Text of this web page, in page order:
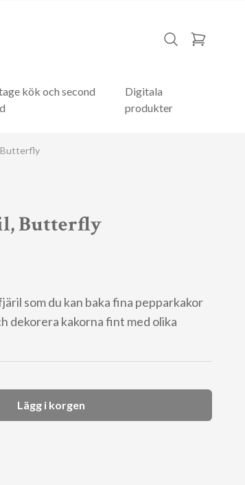
kök och second
Digitala
produkter
Butterfly
Butterfly
som du kan baka fina pepparkakor
dekorera kakorna fint med olika
Lägg i korgen